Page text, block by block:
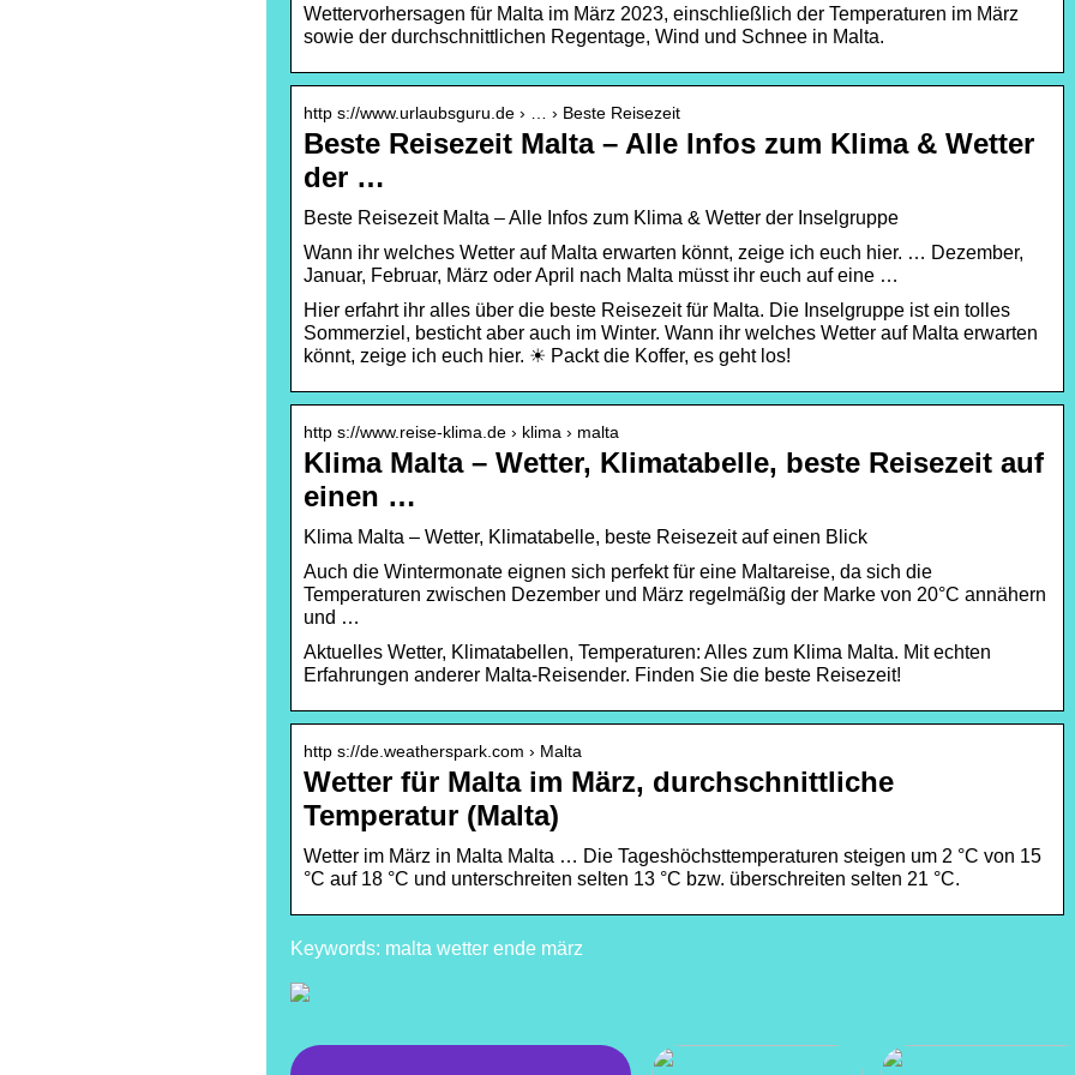
Wettervorhersagen für Malta im März 2023, einschließlich der Temperaturen im März
sowie der durchschnittlichen Regentage, Wind und Schnee in Malta.
http s://www.urlaubsguru.de › … › Beste Reisezeit
Beste Reisezeit Malta – Alle Infos zum Klima & Wetter
der …
Beste Reisezeit Malta – Alle Infos zum Klima & Wetter der Inselgruppe
Wann ihr welches Wetter auf Malta erwarten könnt, zeige ich euch hier. … Dezember,
Januar, Februar, März oder April nach Malta müsst ihr euch auf eine …
Hier erfahrt ihr alles über die beste Reisezeit für Malta. Die Inselgruppe ist ein tolles
Sommerziel, besticht aber auch im Winter. Wann ihr welches Wetter auf Malta erwarten
könnt, zeige ich euch hier. ☀ Packt die Koffer, es geht los!
http s://www.reise-klima.de › klima › malta
Klima Malta – Wetter, Klimatabelle, beste Reisezeit auf
einen …
Klima Malta – Wetter, Klimatabelle, beste Reisezeit auf einen Blick
Auch die Wintermonate eignen sich perfekt für eine Maltareise, da sich die
Temperaturen zwischen Dezember und März regelmäßig der Marke von 20°C annähern
und …
Aktuelles Wetter, Klimatabellen, Temperaturen: Alles zum Klima Malta. Mit echten
Erfahrungen anderer Malta-Reisender. Finden Sie die beste Reisezeit!
http s://de.weatherspark.com › Malta
Wetter für Malta im März, durchschnittliche
Temperatur (Malta)
Wetter im März in Malta Malta … Die Tageshöchsttemperaturen steigen um 2 °C von 15
°C auf 18 °C und unterschreiten selten 13 °C bzw. überschreiten selten 21 °C.
Keywords: malta wetter ende märz